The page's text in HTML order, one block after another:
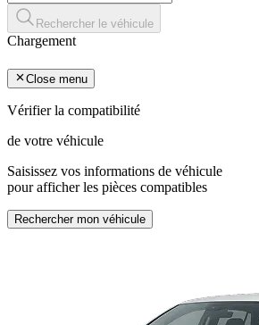
Rechercher le véhicule
Chargement
Close menu
Vérifier la compatibilité
de votre véhicule
Saisissez vos informations de véhicule
pour afficher les pièces compatibles
Rechercher mon véhicule